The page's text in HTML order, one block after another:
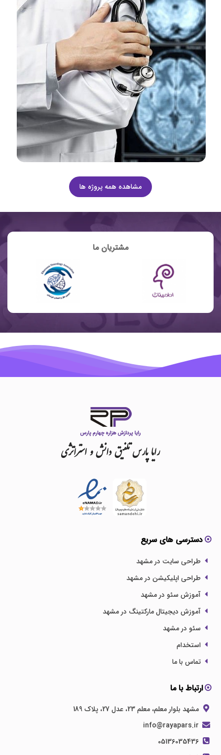
مشاهده همه پروژه ها
مشتریان ما
رایاپارستلفیقدانشواستراتژی
دسترسی های سریع
طراحی سایت در مشهد
طراحی اپلیکیشن در مشهد
آموزش سئو در مشهد
آموزش دیجیتال مارکتینگ در مشهد
سئو در مشهد
استخدام
تماس با ما
ارتباط با ما
مشهد بلوار معلم، معلم 23، عدل 27، پلاک 189
05136035436